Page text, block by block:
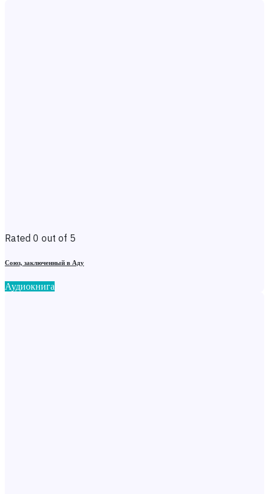
Rated 0 out of 5
Союз, заключенный в Аду
Аудиокнига